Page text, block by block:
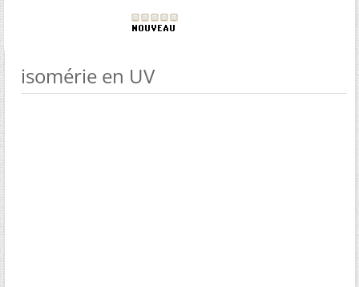
isomérie en UV